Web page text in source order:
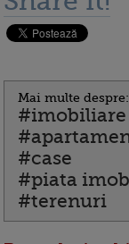
Mai multe despre:
#imobiliare
#case
#piata
#terenuri